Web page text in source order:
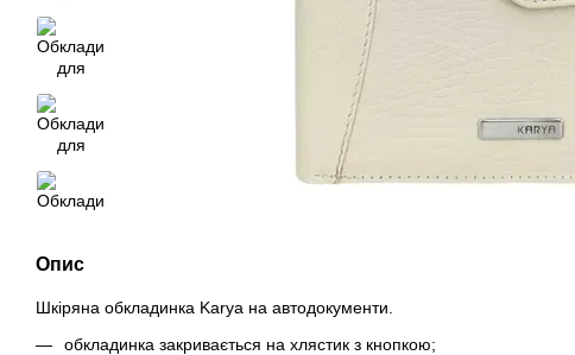
Опис
Шкіряна обкладинка Karya на автодокументи.
обкладинка закривається на хлястик з кнопкою;